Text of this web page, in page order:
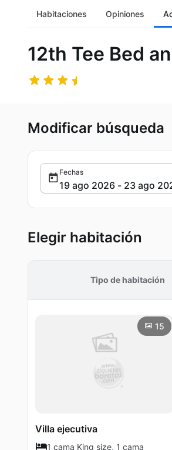
Habitaciones Opiniones
12th Tee Bed
Modificar búsqueda
Fechas
Elegir habitación
Tipo de habitación
15
Villa ejecutiva
1 cama King size, 1 cama